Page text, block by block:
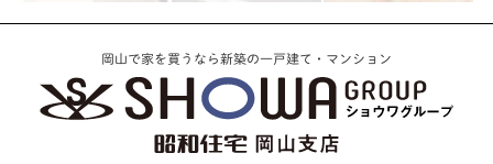
岡山で家を買うなら新築の一戸建て・マンション